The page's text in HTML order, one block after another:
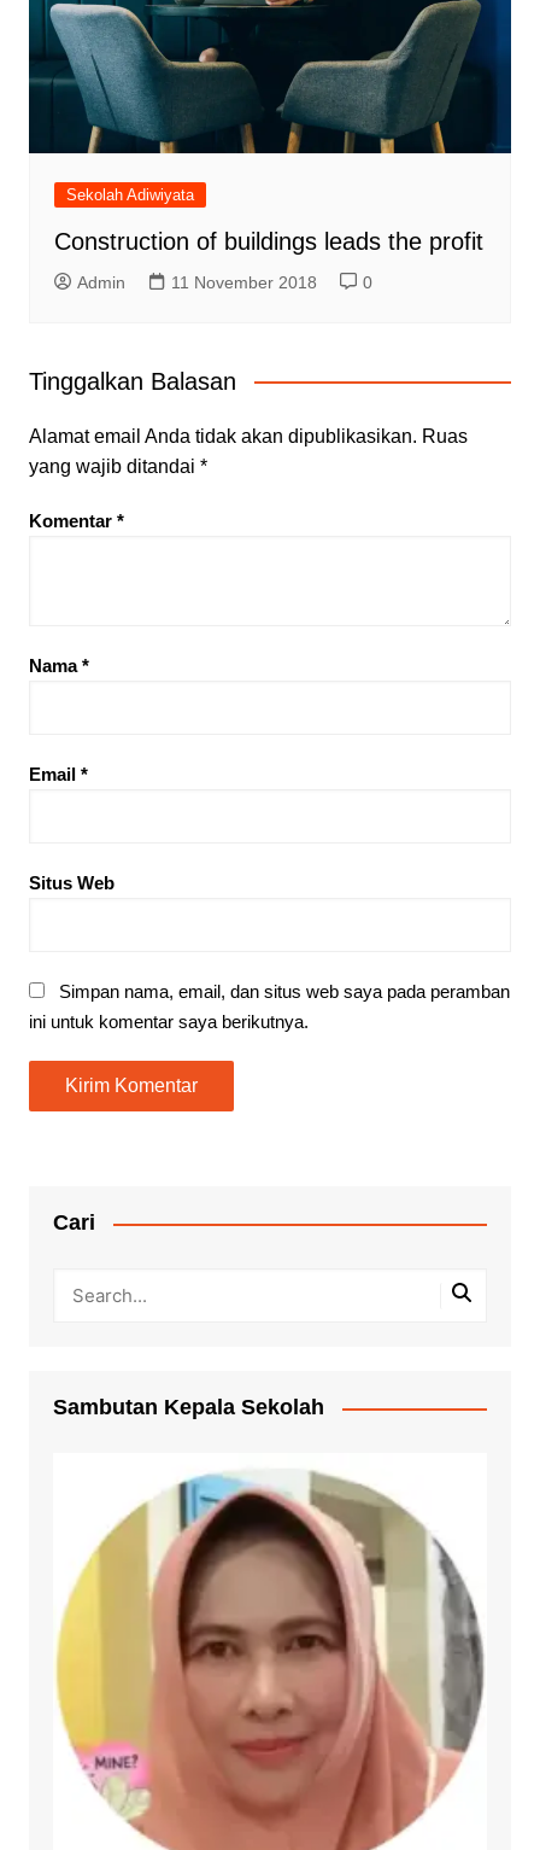
Sekolah Adiwiyata
Construction of buildings leads the profit
Admin 11 November 2018 0
Tinggalkan Balasan
Alamat email Anda tidak akan dipublikasikan. Ruas
yang wajib ditandai *
Komentar *
Nama*
Email *
Situs Web
Simpan nama, email, dan situs web saya pada peramban
ini untuk komentar saya berikutnya.
Cari
Sambutan Kepala Sekolah